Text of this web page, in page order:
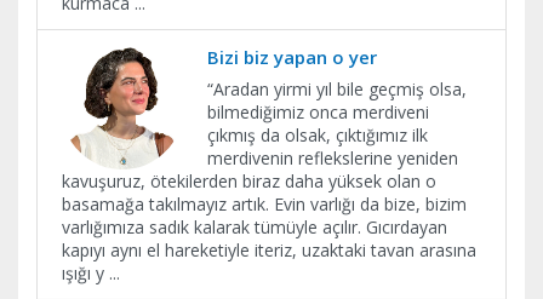
Bizi biz yapan o yer
“Aradan yirmi yıl bile geçmiş olsa,
bilmediğimiz onca merdiveni
çıkmış da olsak, çıktığımız ilk
merdivenin reflekslerine yeniden
kavuşuruz, ötekilerden biraz daha yüksek olan o
basamağa takılmayız artık. Evin varlığı da bize, bizim
varlığımıza sadık kalarak tümüyle açılır. Gıcırdayan
kapıyı aynı el hareketiyle iteriz, uzaktaki tavan arasına
ışığı y ...